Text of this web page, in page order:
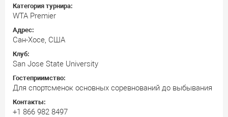
Категория турнира:
WTA Premier
Адрес:
Сан-Хосе, США
Клуб:
San Jose State University
Гостеприимство:
Для спортсменок основных соревнований до выбывания
Контакты:
+1 866 982 8497